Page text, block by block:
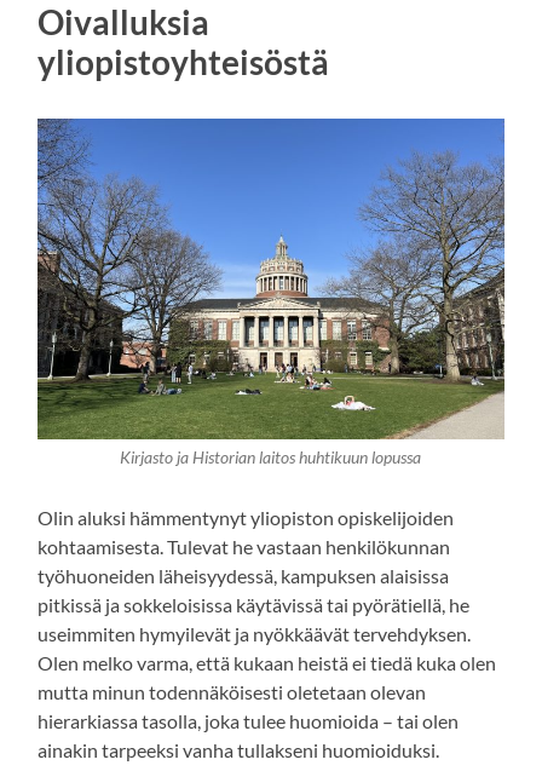
Oivalluksia
yliopistoyhteisöstä
Kirjasto ja Historian laitos huhtikuun lopussa
Olin aluksi hämmentynyt yliopiston opiskelijoiden
kohtaamisesta. Tulevat he vastaan henkilökunnan
työhuoneiden läheisyydessä, kampuksen alaisissa
pitkissä ja sokkeloisissa käytävissä tai pyörätiellä, he
useimmiten hymyilevät ja nyökkäävät tervehdyksen.
Olen melko varma, että kukaan heistä ei tiedä kuka olen
mutta minun todennäköisesti oletetaan olevan
hierarkiassa tasolla, joka tulee huomioida – tai olen
ainakin tarpeeksi vanha tullakseni huomioiduksi.